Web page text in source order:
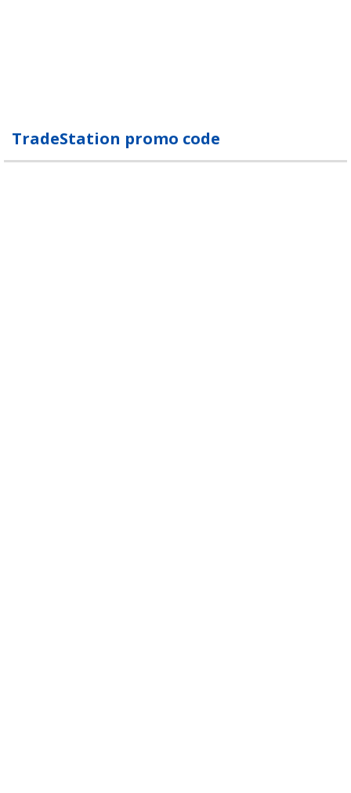
TradeStation promo code